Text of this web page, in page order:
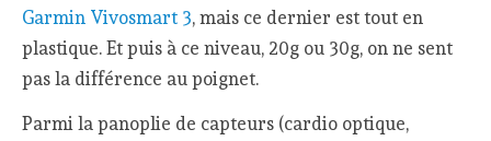
Garmin Vivosmart 3, mais ce dernier est tout en
plastique. Et puis à ce niveau, 20g ou 30g, on ne sent
pas la différence au poignet.
Parmi la panoplie de capteurs (cardio optique,